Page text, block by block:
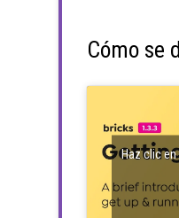
Cómo se
Haz clic en